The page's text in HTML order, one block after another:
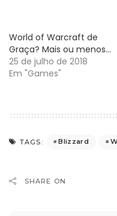
World of Warcraft de
Graça? Mais ou menos…
25 de julho de 2018
Em "Games"
TAGS: Blizzard
SHARE ON